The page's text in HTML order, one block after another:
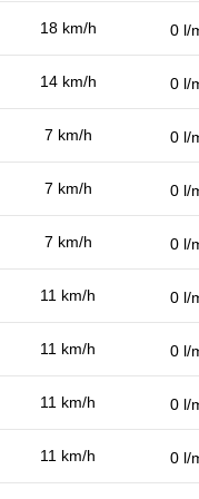
18 km/h 0 l/
14 km/h 0 l/
7 km/h 0 l/
7 km/h 0 l/
7 km/h 0 l/
11 km/h 0 l/
11 km/h 0 l/
11 km/h 0 l/
11 km/h 0 l/